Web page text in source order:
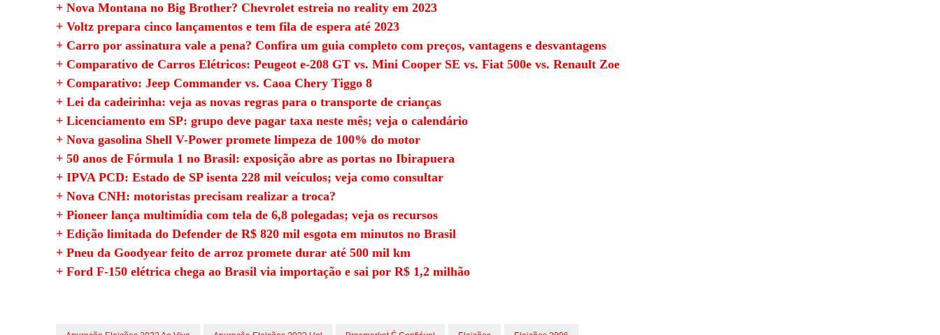
+ Nova Montana no Big Brother? Chevrolet estreia no reality em 2023
+ Voltz prepara cinco lançamentos e tem fila de espera até 2023
+ Carro por assinatura vale a pena? Confira um guia completo com preços, vantagens e desvantagens
+ Comparativo de Carros Elétricos: Peugeot e-208 GT vs. Mini Cooper SE vs. Fiat 500e vs. Renault Zoe
+ Comparativo: Jeep Commander vs. Caoa Chery Tiggo 8
+ Lei da cadeirinha: veja as novas regras para o transporte de crianças
+ Licenciamento em SP: grupo deve pagar taxa neste mês; veja o calendário
+ Nova gasolina Shell V-Power promete limpeza de 100% do motor
+ 50 anos de Fórmula 1 no Brasil: exposição abre as portas no Ibirapuera
+ IPVA PCD: Estado de SP isenta 228 mil veículos; veja como consultar
+ Nova CNH: motoristas precisam realizar a troca?
+ Pioneer lança multimídia com tela de 6,8 polegadas; veja os recursos
+ Edição limitada do Defender de R$ 820 mil esgota em minutos no Brasil
+ Pneu da Goodyear feito de arroz promete durar até 500 mil km
+ Ford F-150 elétrica chega ao Brasil via importação e sai por R$ 1,2 milhão